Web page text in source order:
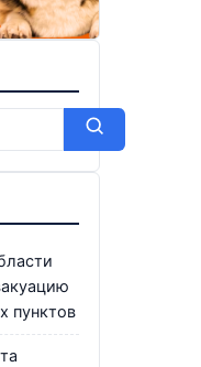
пунктов